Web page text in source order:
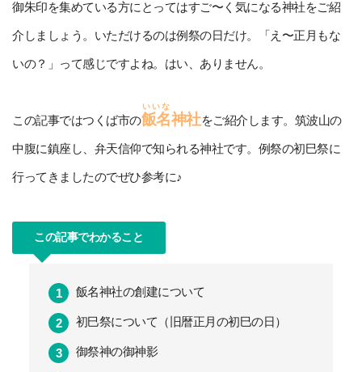
御朱印を集めている方にとってはすご〜く気になる神社をご紹
介しましょう。いただけるのは例祭の日だけ。「え〜正月もな
いの？」って感じですよね。はい、ありません。
この記事ではつくば市の飯名
いいな
神社をご紹介します。筑波山の
中腹に鎮座し、弁天信仰で知られる神社です。例祭の初巳祭に
行ってきましたのでぜひ参考に♪
この記事でわかること
飯名神社の創建について
初巳祭について（旧暦正月の初巳の日）
御祭神の御神影